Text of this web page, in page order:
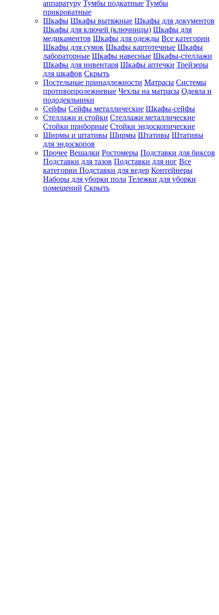
аппаратуру Тумбы подкатные Тумбы
прикроватные
Шкафы Шкафы вытяжные Шкафы для документов
Шкафы для ключей (ключницы) Шкафы для
медикаментов Шкафы для одежды Все категории
Шкафы для сумок Шкафы картотечные Шкафы
лабораторные Шкафы навесные Шкафы-стеллажи
Шкафы для инвентаря Шкафы аптечки Трейзеры
для шкафов Скрыть
Постельные принадлежности Матрасы Системы
противопролежневые Чехлы на матрасы Одеяла и
пододеяльники
Сейфы Сейфы металлические Шкафы-сейфы
Стеллажи и стойки Стеллажи металлические
Стойки приборные Стойки эндоскопические
Ширмы и штативы Ширмы Штативы Штативы
для эндоскопов
Прочее Вешалки Ростомеры Подставки для биксов
Подставки для тазов Подставки для ног Все
категории Подставки для ведер Контейнеры
Наборы для уборки пола Тележки для уборки
помещений Скрыть